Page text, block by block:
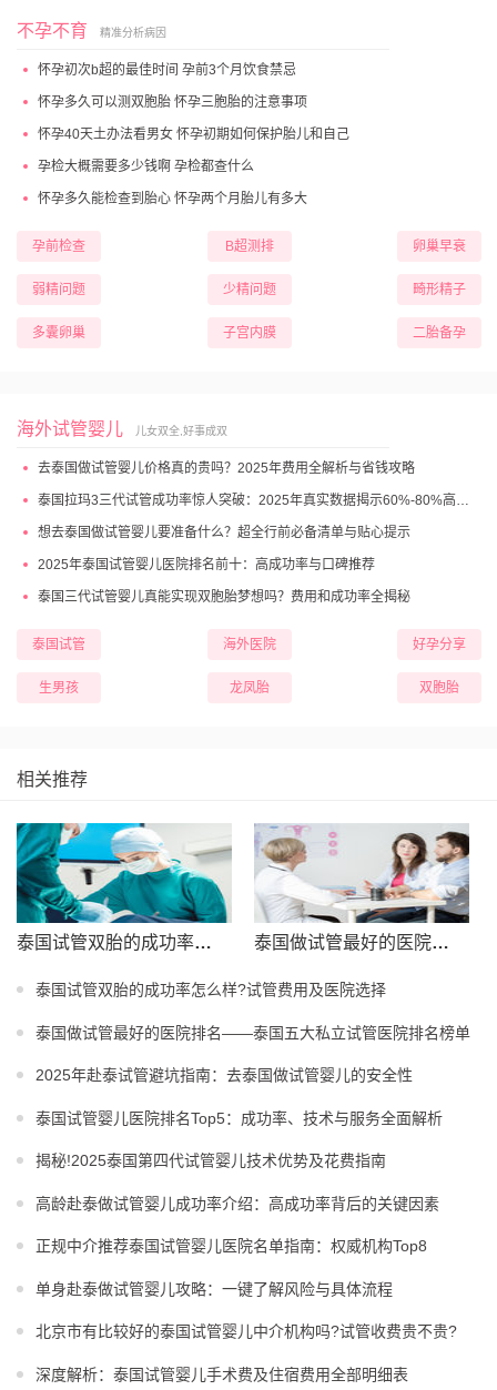
不孕不育 精准分析病因
怀孕初次b超的最佳时间 孕前3个月饮食禁忌
怀孕多久可以测双胞胎 怀孕三胞胎的注意事项
怀孕40天土办法看男女 怀孕初期如何保护胎儿和自己
孕检大概需要多少钱啊 孕检都查什么
怀孕多久能检查到胎心 怀孕两个月胎儿有多大
孕前检查 B超测排 卵巢早衰
弱精问题 少精问题 畸形精子
多囊卵巢 子宫内膜 二胎备孕
海外试管婴儿 儿女双全,好事成双
去泰国做试管婴儿价格真的贵吗？2025年费用全解析与省钱攻略
泰国拉玛3三代试管成功率惊人突破：2025年真实数据揭示60%-80%高成功妊娠率
想去泰国做试管婴儿要准备什么？超全行前必备清单与贴心提示
2025年泰国试管婴儿医院排名前十：高成功率与口碑推荐
泰国三代试管婴儿真能实现双胞胎梦想吗？费用和成功率全揭秘
泰国试管 海外医院 好孕分享
生男孩 龙凤胎 双胞胎
相关推荐
泰国试管双胎的成功率怎么样?试管费用及医院选择 泰国做试管最好的医院排名——泰国五大私立试管医院排名榜单
泰国试管双胎的成功率怎么样?试管费用及医院选择
泰国做试管最好的医院排名——泰国五大私立试管医院排名榜单
2025年赴泰试管避坑指南：去泰国做试管婴儿的安全性
泰国试管婴儿医院排名Top5：成功率、技术与服务全面解析
揭秘!2025泰国第四代试管婴儿技术优势及花费指南
高龄赴泰做试管婴儿成功率介绍：高成功率背后的关键因素
正规中介推荐泰国试管婴儿医院名单指南：权威机构Top8
单身赴泰做试管婴儿攻略：一键了解风险与具体流程
北京市有比较好的泰国试管婴儿中介机构吗?试管收费贵不贵?
深度解析：泰国试管婴儿手术费及住宿费用全部明细表